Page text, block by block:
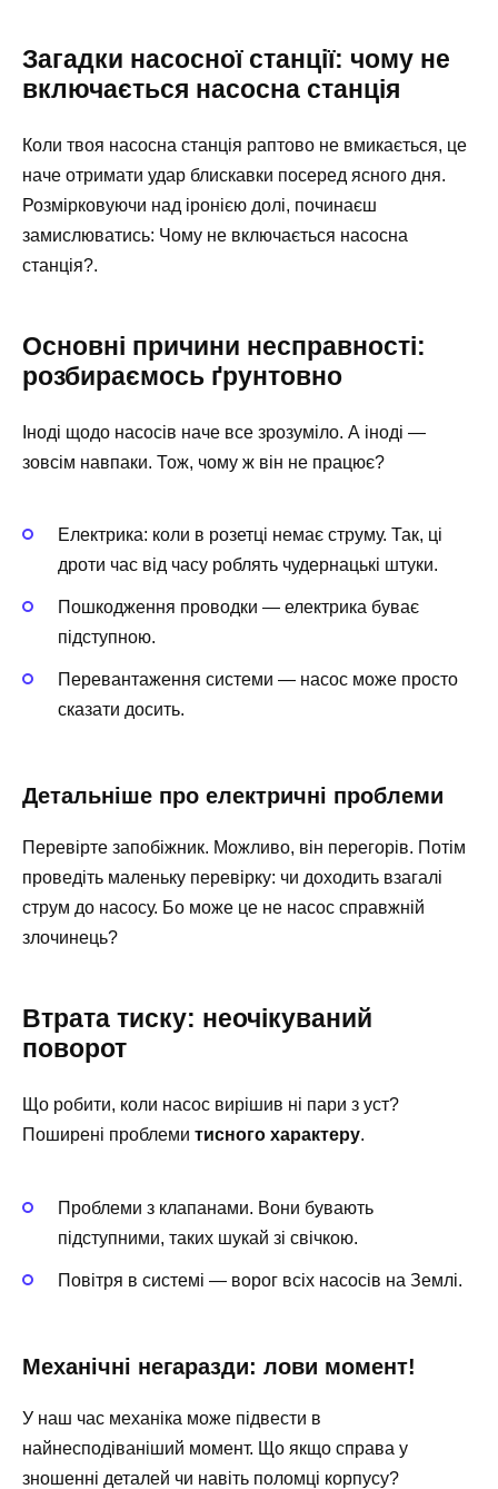
Загадки насосної станції: чому не
включається насосна станція
Коли твоя насосна станція раптово не вмикається, це
наче отримати удар блискавки посеред ясного дня.
Розмірковуючи над іронією долі, починаєш
замислюватись: Чому не включається насосна
станція?.
Основні причини несправності:
розбираємось ґрунтовно
Іноді щодо насосів наче все зрозуміло. А іноді —
зовсім навпаки. Тож, чому ж він не працює?
Електрика: коли в розетці немає струму. Так, ці
дроти час від часу роблять чудернацькі штуки.
Пошкодження проводки — електрика буває
підступною.
Перевантаження системи — насос може просто
сказати досить.
Детальніше про електричні проблеми
Перевірте запобіжник. Можливо, він перегорів. Потім
проведіть маленьку перевірку: чи доходить взагалі
струм до насосу. Бо може це не насос справжній
злочинець?
Втрата тиску: неочікуваний
поворот
Що робити, коли насос вирішив ні пари з уст?
Поширені проблеми тисного характеру.
Проблеми з клапанами. Вони бувають
підступними, таких шукай зі свічкою.
Повітря в системі — ворог всіх насосів на Землі.
Механічні негаразди: лови момент!
У наш час механіка може підвести в
найнесподіваніший момент. Що якщо справа у
зношенні деталей чи навіть поломці корпусу?